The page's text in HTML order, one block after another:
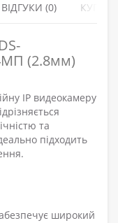
ВІДГУКИ (0)
(2.8мм)
IP видеокамеру
та
підходить
широкий